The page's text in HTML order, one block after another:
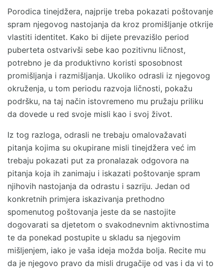
Porodica tinejdžera, najprije treba pokazati poštovanje
spram njegovog nastojanja da kroz promišljanje otkrije
vlastiti identitet. Kako bi dijete prevazišlo period
puberteta ostvarivši sebe kao pozitivnu ličnost,
potrebno je da produktivno koristi sposobnost
promišljanja i razmišljanja. Ukoliko odrasli iz njegovog
okruženja, u tom periodu razvoja ličnosti, pokažu
podršku, na taj način istovremeno mu pružaju priliku
da dovede u red svoje misli kao i svoj život.
Iz tog razloga, odrasli ne trebaju omalovažavati
pitanja kojima su okupirane misli tinejdžera već im
trebaju pokazati put za pronalazak odgovora na
pitanja koja ih zanimaju i iskazati poštovanje spram
njihovih nastojanja da odrastu i sazriju. Jedan od
konkretnih primjera iskazivanja prethodno
spomenutog poštovanja jeste da se nastojite
dogovarati sa djetetom o svakodnevnim aktivnostima
te da ponekad postupite u skladu sa njegovim
mišljenjem, iako je vaša ideja možda bolja. Recite mu
da je njegovo pravo da misli drugačije od vas i da vi to